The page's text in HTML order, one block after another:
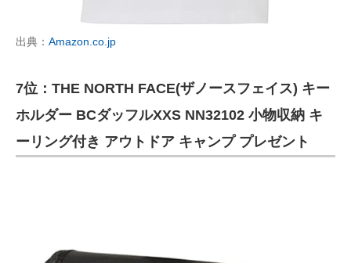
出典： Amazon.co.jp
7位：THE NORTH FACE(ザノースフェイス) キー
ホルダー BCダッフルXXS NN32102 小物収納 キ
ーリング付き アウトドア キャンプ プレゼント